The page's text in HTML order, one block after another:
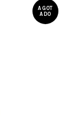
AGOT
ADO